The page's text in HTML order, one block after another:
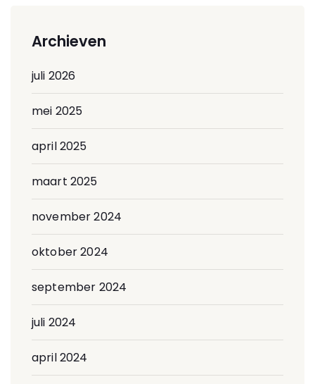
Archieven
juli 2026
mei 2025
april 2025
maart 2025
november 2024
oktober 2024
september 2024
juli 2024
april 2024